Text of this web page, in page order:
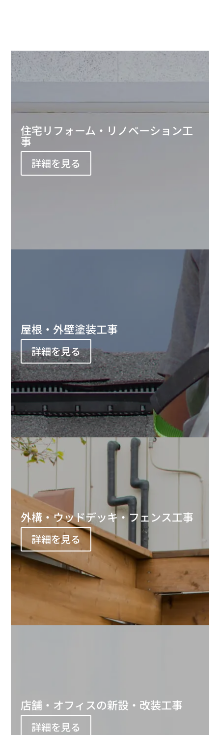
住宅リフォーム・リノベーション工
事
詳細を見る
屋根・外壁塗装工事
詳細を見る
外構・ウッドデッキ・フェンス工事
詳細を見る
店舗・オフィスの新設・改装工事
詳細を見る